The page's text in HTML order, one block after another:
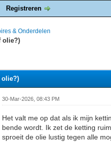
Registreren
& Onderdelen
olie?)
olie?)
30-Mar-2026, 08:43 PM
Het valt me op dat als ik mijn
bende wordt. Ik zet de ketting
sproeit de olie lustig tegen alle